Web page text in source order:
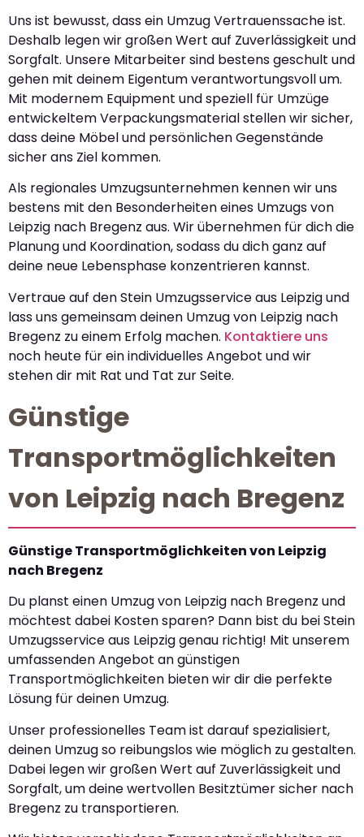
Uns ist bewusst, dass ein Umzug Vertrauenssache ist.
Deshalb legen wir großen Wert auf Zuverlässigkeit und
Sorgfalt. Unsere Mitarbeiter sind bestens geschult und
gehen mit deinem Eigentum verantwortungsvoll um.
Mit modernem Equipment und speziell für Umzüge
entwickeltem Verpackungsmaterial stellen wir sicher,
dass deine Möbel und persönlichen Gegenstände
sicher ans Ziel kommen.
Als regionales Umzugsunternehmen kennen wir uns
bestens mit den Besonderheiten eines Umzugs von
Leipzig nach Bregenz aus. Wir übernehmen für dich die
Planung und Koordination, sodass du dich ganz auf
deine neue Lebensphase konzentrieren kannst.
Vertraue auf den Stein Umzugsservice aus Leipzig und
lass uns gemeinsam deinen Umzug von Leipzig nach
Bregenz zu einem Erfolg machen. Kontaktiere uns
noch heute für ein individuelles Angebot und wir
stehen dir mit Rat und Tat zur Seite.
Günstige
Transportmöglichkeiten
von Leipzig nach Bregenz
Günstige Transportmöglichkeiten von Leipzig
nach Bregenz
Du planst einen Umzug von Leipzig nach Bregenz und
möchtest dabei Kosten sparen? Dann bist du bei Stein
Umzugsservice aus Leipzig genau richtig! Mit unserem
umfassenden Angebot an günstigen
Transportmöglichkeiten bieten wir dir die perfekte
Lösung für deinen Umzug.
Unser professionelles Team ist darauf spezialisiert,
deinen Umzug so reibungslos wie möglich zu gestalten.
Dabei legen wir großen Wert auf Zuverlässigkeit und
Sorgfalt, um deine wertvollen Besitztümer sicher nach
Bregenz zu transportieren.